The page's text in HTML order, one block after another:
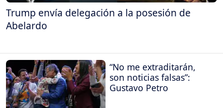
Trump envía delegación a la posesión de
Abelardo
“No me extraditarán,
son noticias falsas”:
Gustavo Petro